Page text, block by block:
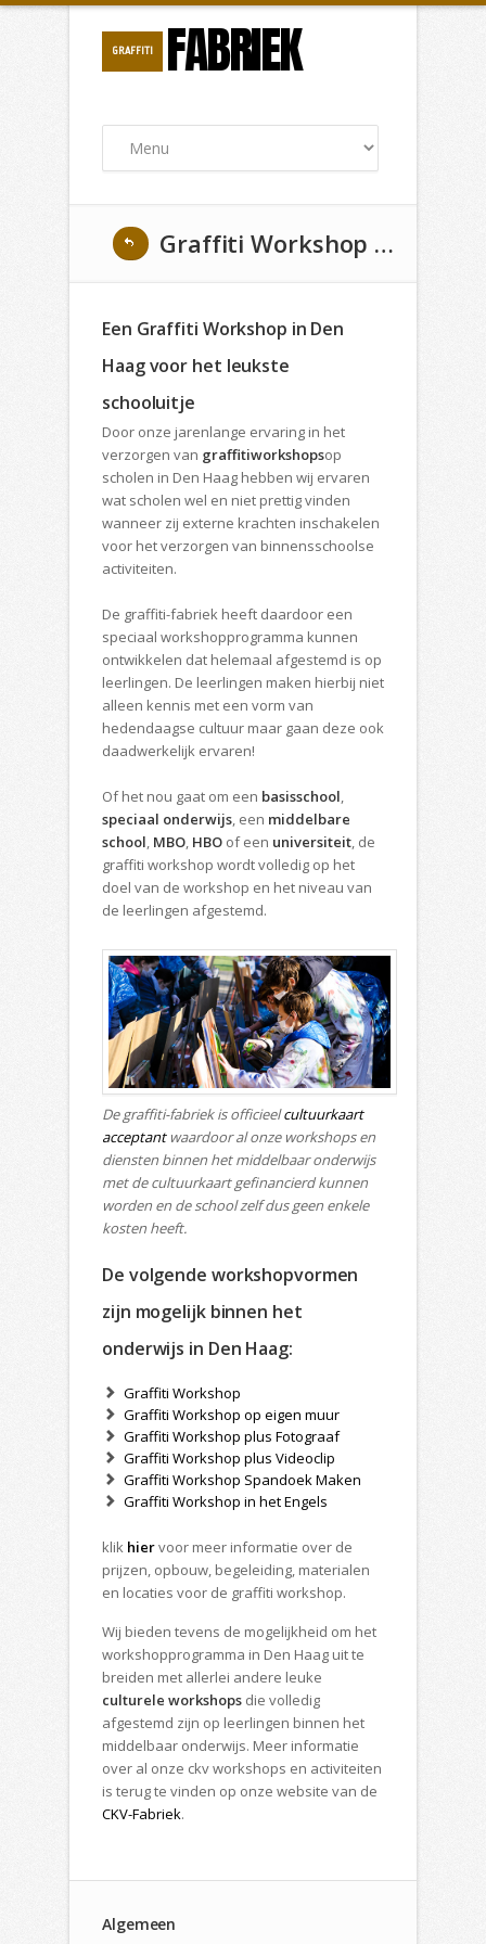
GRAFFITI FABRIEK
Graffiti Workshop als Schoolactiviteit in Den Haag
Een Graffiti Workshop in Den
Haag voor het leukste
schooluitje
Door onze jarenlange ervaring in het
verzorgen van graffitiworkshopsop
scholen in Den Haag hebben wij ervaren
wat scholen wel en niet prettig vinden
wanneer zij externe krachten inschakelen
voor het verzorgen van binnensschoolse
activiteiten.
De graffiti-fabriek heeft daardoor een
speciaal workshopprogramma kunnen
ontwikkelen dat helemaal afgestemd is op
leerlingen. De leerlingen maken hierbij niet
alleen kennis met een vorm van
hedendaagse cultuur maar gaan deze ook
daadwerkelijk ervaren!
Of het nou gaat om een basisschool,
speciaal onderwijs, een middelbare
school, MBO, HBO of een universiteit, de
graffiti workshop wordt volledig op het
doel van de workshop en het niveau van
de leerlingen afgestemd.
De graffiti-fabriek is officieelcultuurkaart
acceptantwaardoor al onze workshops en
diensten binnen het middelbaar onderwijs
met de cultuurkaart gefinancierd kunnen
worden en de school zelf dus geen enkele
kosten heeft.
De volgende workshopvormen
zijn mogelijk binnen het
onderwijs in Den Haag:
Graffiti Workshop
Graffiti Workshop op eigen muur
Graffiti Workshop plus Fotograaf
Graffiti Workshop plus Videoclip
Graffiti Workshop Spandoek Maken
Graffiti Workshop in het Engels
klik hiervoor meer informatie over de
prijzen, opbouw, begeleiding, materialen
en locaties voor de graffiti workshop.
Wij bieden tevens de mogelijkheid om het
workshopprogramma in Den Haag uit te
breiden met allerlei andere leuke
culturele workshops die volledig
afgestemd zijn op leerlingen binnen het
middelbaar onderwijs. Meer informatie
over al onze ckv workshops en activiteiten
is terug te vinden op onze website van de
CKV-Fabriek.
Algemeen